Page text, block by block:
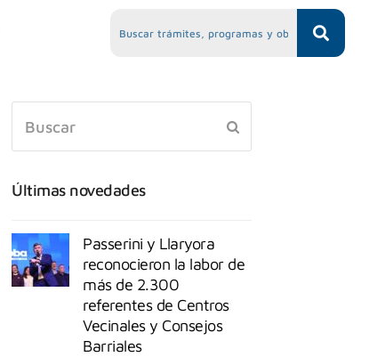
Últimas novedades
Passerini y Llaryora
reconocieron la labor de
más de 2.300
referentes de Centros
Vecinales y Consejos
Barriales